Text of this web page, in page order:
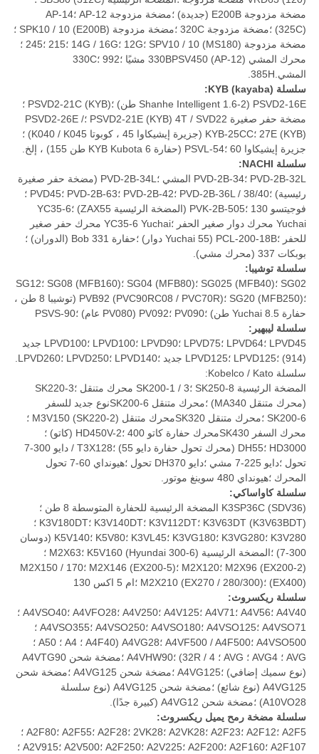
مضخة مزدوجة E200B (جديدة) ؛مضخة مزدوجة AP-12 ؛AP-14
(325C) ؛مضخة مزدوجة 320C ؛مضخة مزدوجة SPK10 / 10 (E200B) ؛
مضخة مزدوجة SPV10 / 10 (MS180) ؛12G ؛14G / 16G ؛215 ؛245 ؛
محرك المشي 330BPSV450 (AP-12) مشيًا ؛992 ؛330C
المشي.385H.
سلسلة KYB (kayaba):
PSVD2-16E (Shanhe Intelligent 1.6-2 طن) ؛PSVD2-21C (KYB) ؛
مضخة حفر صغيرة PSVD2-21E (KYB) 4T / SVD22 ؛PSVD2-26E /
27E (KYB) ؛KYB-25CC (جزيرة إيشيكاوا 45 ، كوبوتا K040 / K045) ؛
جزيرة إيشيكاوا 60 ؛PSVL-54 (حفارة KYB Kubota 6 طن 155) ، إلخ.
سلسلة NACHI:
PVD-2B-32L ؛PVD-2B-34 المشي ؛PVD-2B-34L (مضخة حفر صغيرة
رئيسية) ؛PVD-2B-36L / 38/40 ؛PVD-2B-42 ؛PVD-2B-63 ؛PVD45 ؛
فوجيتسو 130 ؛PVK-2B-505 (المضخة الرئيسية ZAX55) ؛YC35-6
Yuchai محرك دوار صغير الحفر ؛YC35-6 Yuchai محرك حفر صغير
للحفر ؛PCL-200-18B (Yuchai 55 دوار) ؛حفارة Bob 331 (الدوران) ؛
بوبكات 337 (محرك مشي).
سلسلة توشيبا:
SG02 ؛SG025 (MFB40) ؛SG04 (MFB80) ؛SG08 (MFB160) ؛SG12
؛SG20 (MFB250) ؛PVB92 (PVC90RC08 / PVC70R) (توشيبا 8 طن ،
حفارة Yuchai 8.5 طن) ؛PV090 ؛PV092 (PV080 عام) ؛PSVS-90
سلسلة ليبهير:
LPVD45 ؛LPVD64 ؛LPVD75 ؛LPVD90 ؛LPVD100 ؛LPVD100 جديد
(914) ؛LPVD125 ؛LPVD125 جديد ؛LPVD140 ؛LPVD250 ؛LPVD260.
سلسلة Kobelco / Kato:
المضخة الرئيسية SK250-8 ؛SK200-1 / 3 محرك متنقل ؛SK220-3
(محرك متنقل MA340) ؛محرك متنقل SK200-6نوع جديد للسفر
SK200-6 ؛محرك متنقل SK320محرك متنقل M3V150 (SK220-2) ؛
محرك السفر SK430محرك حفارة كاتو 400 ؛HD450V-2 (كاتو) ؛
HD3000 ؛DH55 (محرك تحول حفارة دايو 55) ؛T3X128 / دايو 300-7
تحول ؛دايو 225-7 مشي ؛دايو DH370 تحول ؛هيونداي 60-7 تحول
المحرك ؛هيونداي 480 سوينغ موتور.
سلسلة كاواساكي:
K3SP36C (SDV36) المضخة الرئيسية للحفارة المتوسطة 8 طن ؛
K3V63DT (K3V63BDT) ؛K3V112DT ؛K3V140DT ؛K3V180DT ؛
K3V280 ؛K3VG280 ؛K3VG180 ؛K3VL45 ؛K5V80 ؛K5V140 (دوسان
300-7) ؛المضخة الرئيسية K5V160 (Hyundai 300-6) ؛M2X63 ؛
M2X96 (EX200-2) ؛M2X120 ؛M2X146 (EX200-5) ؛M2X150 / 170
(EX400) ؛M2X210 (EX270 / 280/300) ؛ام 5 اكس 130
سلسلة ريكسروث:
A4V40 ؛A4V56 ؛A4V71 ؛A4V125 ؛A4V250 ؛A4VFO28 ؛A4VSO40 ؛
A4VSO71 ؛A4VSO125 ؛A4VSO180 ؛A4VSO250 ؛A4VSO355 ؛
A4VSO500 ؛A4VF500 / A4F500 ؛A4VG28 (A4F40 ؛ A4 ؛ A50 ؛
AVG ؛ AVG4 ؛ AVG ؛ 4 / 32R) ؛A4VHW90 ؛مضخة شحن A4VTG90
(نوع سميك إضافي) ؛A4VG125 ؛مضخة شحن A4VG125 ؛مضخة شحن
A4VG125 (نوع شائع) ؛مضخة شحن A4VG125 (نوع سلسلة
A10VO28) ؛مضخة شحن A4VG12 (كبيرة جدًا).
سلسلة مضخة رمح يميل ريكسروث:
A2F5 ؛A2F12 ؛A2F23 ؛A2VK28 ؛2VK28 ؛A2F28 ؛A2F55 ؛A2F80 ؛
A2F107 ؛A2F160 ؛A2F200 ؛A2V225 ؛A2F250 ؛A2V500 ؛A2V915 ؛